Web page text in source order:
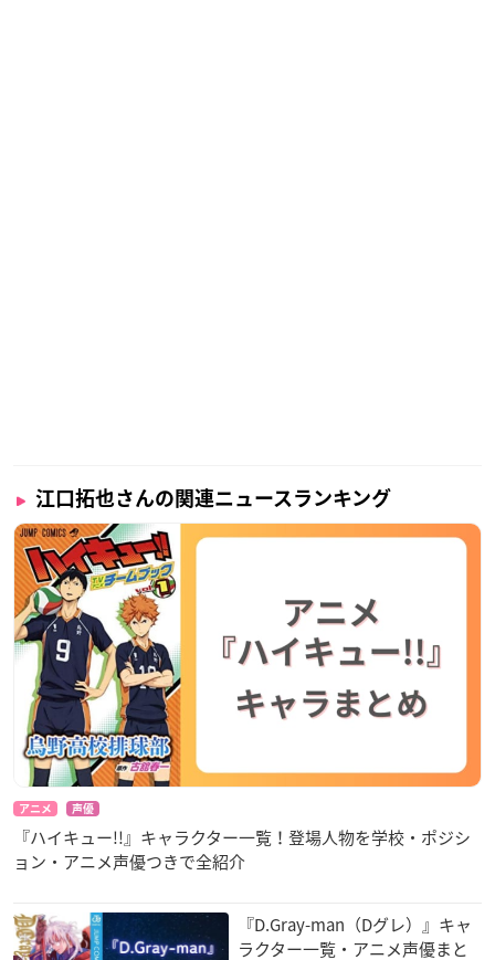
江口拓也さんの関連ニュースランキング
アニメ 声優
『ハイキュー!!』キャラクター一覧！登場人物を学校・ポジシ
ョン・アニメ声優つきで全紹介
『D.Gray-man（Dグレ）』キャ
ラクター一覧・アニメ声優まと